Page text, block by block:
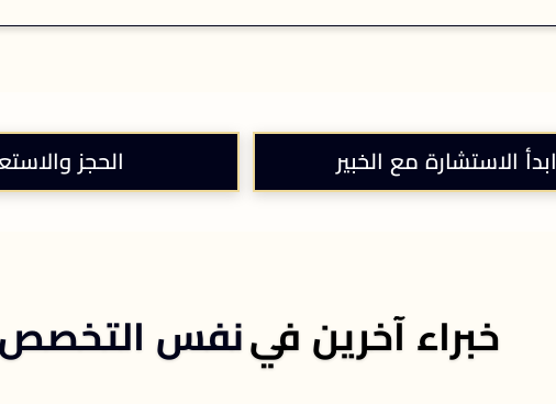
ابدأ الاستشارة مع الخبير الحجز
خبراء آخرين في نفس